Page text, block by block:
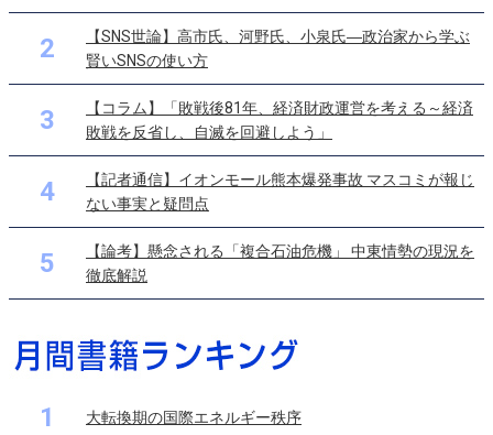
2
【SNS世論】高市氏、河野氏、小泉氏―政治家から学ぶ
賢いSNSの使い方
3
【コラム】「敗戦後81年、経済財政運営を考える～経済
敗戦を反省し、自滅を回避しよう」
4
【記者通信】イオンモール熊本爆発事故 マスコミが報じ
ない事実と疑問点
5
【論考】懸念される「複合石油危機」 中東情勢の現況を
徹底解説
1 大転換期の国際エネルギー秩序